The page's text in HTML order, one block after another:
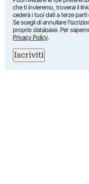
che ti invieremo, troverai il
cederà i tuoi dati a terze
Se scegli di annullare
proprio database. Per
Privacy Policy.
Iscriviti